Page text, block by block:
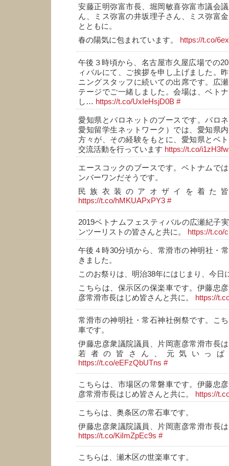
安藤正明弥富市長、堀岡敏喜弥富市議会
ん、ミス弥富の井坂理子さん、ミス弥富
とともに。
春の陽気に包まれています。
https://t.co/
午後３時頃から、名古屋市久屋広場での
ィバルにて、ご挨拶を申し上げました。
ニングスタッフに続いての出席です。広
テージでご一緒しました。会場は、ベト
し… https://t.co/UxIeHsjD0B #
愛知県とバロネットのブースです。バロ
愛知留学生ネットワーク）では、愛知県
方々が、その経験をもとに、愛知県とベ
交流活動を行っています https://t.co/
エースコックのブースです。ベトナムで
ンバーワンだそうです。
民族衣装のアオザイを着た
https://t.co/hMKUAPxPY3 #
2019ベトナムフェスティバルの広瀬紀子
ンツーリストの皆さんと共に。
https://t.co/
午後４時30分頃から、常滑市の神明社・
きました。
このお祭りは、明治38年にはじまり、今日
こちらは、保示区の保楽車です。伊藤忠
彦常滑市長はじめ皆さんと共に。
https://
常滑市の神明社・常石神社例祭です。こ
車です。
伊藤忠彦衆議院議員、片岡憲彦常滑市長
若者の皆さん、元気いっ
https://t.co/eEFzQbUTns #
こちらは、市場区の常磐車です。伊藤忠
彦常滑市長はじめ皆さんと共に。
https://
こちらは、奥条区の常石車です。
伊藤忠彦衆議院議員、片岡憲彦常滑市長
https://t.co/KiImZpEc9s #
こちらは、瀬木区の世楽車てす。